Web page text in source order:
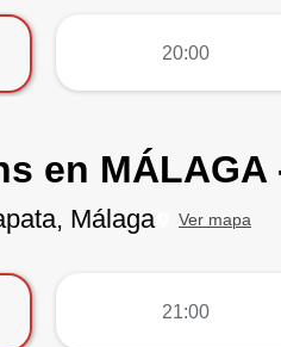
20:00
en
Málaga Ver mapa
21:00